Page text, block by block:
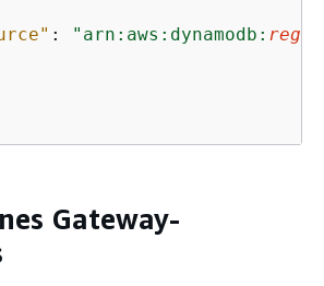
: "arn:aws:dynamodb:
Gateway-